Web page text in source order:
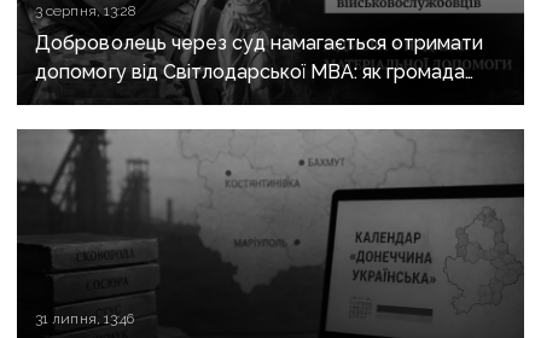
3 серпня, 13:28
Доброволець через суд намагається отримати
допомогу від Світлодарської МВА: як громада
руйнує довіру до влади
31 липня, 13:46